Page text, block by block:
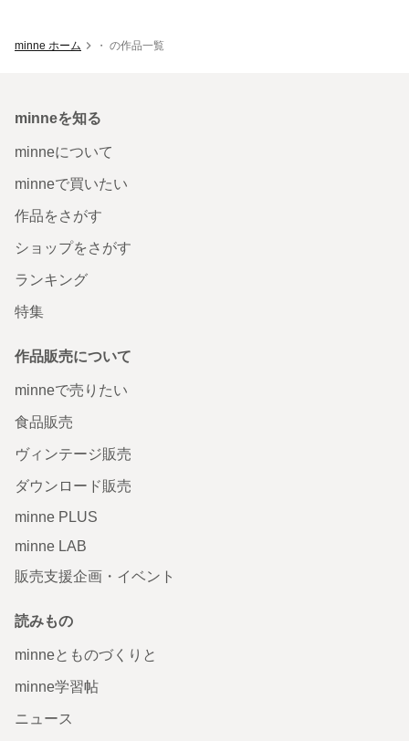
minne ホーム ・ の作品一覧
minneを知る
minneについて
minneで買いたい
作品をさがす
ショップをさがす
ランキング
特集
作品販売について
minneで売りたい
食品販売
ヴィンテージ販売
ダウンロード販売
minne PLUS
minne LAB
販売支援企画・イベント
読みもの
minneとものづくりと
minne学習帖
ニュース